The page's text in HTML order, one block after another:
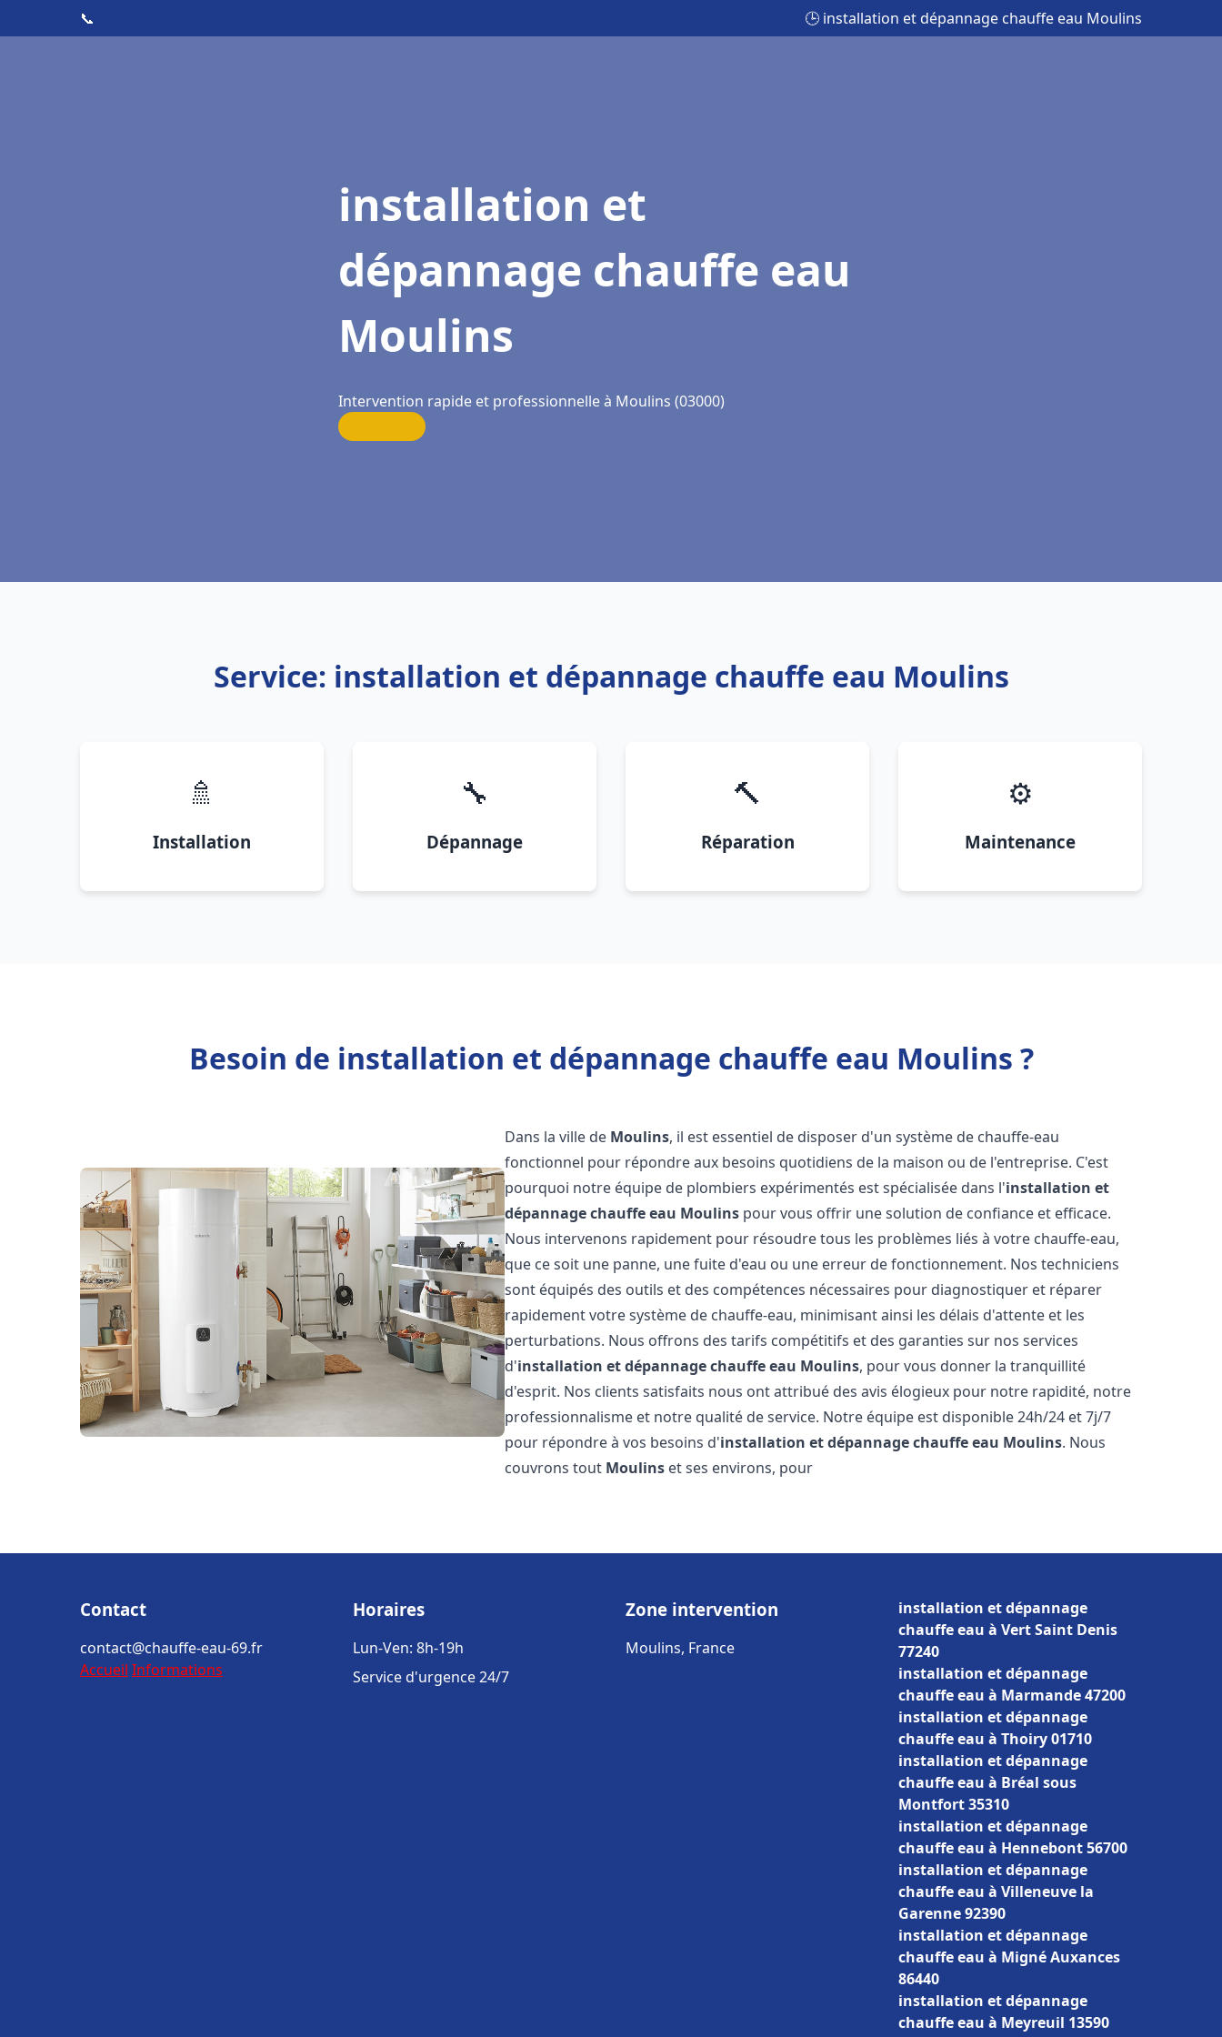
📞 🕒 installation et dépannage chauffe eau Moulins
installation et
dépannage chauffe eau
Moulins
Intervention rapide et professionnelle à Moulins (03000)
Service: installation et dépannage chauffe eau Moulins
🚿
Installation
🔧
Dépannage
🔨
Réparation
⚙️
Maintenance
Besoin de installation et dépannage chauffe eau Moulins ?
Dans la ville de Moulins, il est essentiel de disposer d'un système de chauffe-eau
fonctionnel pour répondre aux besoins quotidiens de la maison ou de l'entreprise. C'est
pourquoi notre équipe de plombiers expérimentés est spécialisée dans l'installation et
dépannage chauffe eau Moulins pour vous offrir une solution de confiance et efficace.
Nous intervenons rapidement pour résoudre tous les problèmes liés à votre chauffe-eau,
que ce soit une panne, une fuite d'eau ou une erreur de fonctionnement. Nos techniciens
sont équipés des outils et des compétences nécessaires pour diagnostiquer et réparer
rapidement votre système de chauffe-eau, minimisant ainsi les délais d'attente et les
perturbations. Nous offrons des tarifs compétitifs et des garanties sur nos services
d'installation et dépannage chauffe eau Moulins, pour vous donner la tranquillité
d'esprit. Nos clients satisfaits nous ont attribué des avis élogieux pour notre rapidité, notre
professionnalisme et notre qualité de service. Notre équipe est disponible 24h/24 et 7j/7
pour répondre à vos besoins d'installation et dépannage chauffe eau Moulins. Nous
couvrons tout Moulins et ses environs, pour
Contact
contact@chauffe-eau-69.fr
Accueil Informations
Horaires
Lun-Ven: 8h-19h
Service d'urgence 24/7
Zone intervention
Moulins, France
installation et dépannage
chauffe eau à Vert Saint Denis
77240
installation et dépannage
chauffe eau à Marmande 47200
installation et dépannage
chauffe eau à Thoiry 01710
installation et dépannage
chauffe eau à Bréal sous
Montfort 35310
installation et dépannage
chauffe eau à Hennebont 56700
installation et dépannage
chauffe eau à Villeneuve la
Garenne 92390
installation et dépannage
chauffe eau à Migné Auxances
86440
installation et dépannage
chauffe eau à Meyreuil 13590